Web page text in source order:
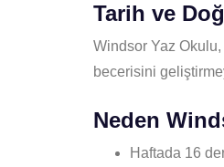
Tarih ve
Windsor Yaz
becerisini
Neden
Haftada 16